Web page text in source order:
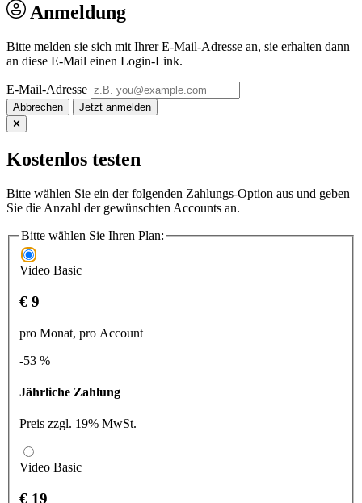
Anmeldung
Bitte melden sie sich mit Ihrer E-Mail-Adresse an, sie erhalten dann
an diese E-Mail einen Login-Link.
E-Mail-Adresse
Abbrechen
Kostenlos testen
Bitte wählen Sie ein der folgenden Zahlungs-Option aus und geben
Sie die Anzahl der gewünschten Accounts an.
Bitte wählen Sie Ihren Plan:
Video Basic
€ 9
pro Monat, pro Account
-53 %
Jährliche Zahlung
Preis zzgl. 19% MwSt.
Video Basic
€ 19